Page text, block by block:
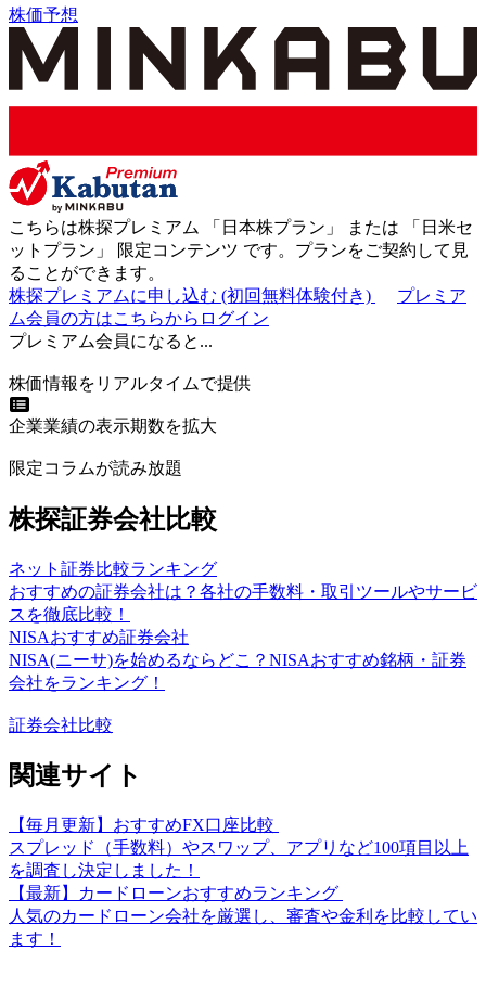
株価予想
こちらは株探プレミアム 「 日本株プラン 」 または 「 日米セ
ットプラン 」 限定コンテンツ です。プランをご契約して見
ることができます。
株探プレミアムに申し込む (初回無料体験付き)
プレミア
ム会員の方はこちらからログイン
プレミアム会員になると...
株価情報をリアルタイムで提供
企業業績の表示期数を拡大
限定コラムが読み放題
株探証券会社比較
ネット証券比較ランキング
おすすめの証券会社は？各社の手数料・取引ツールやサービ
スを徹底比較！
NISAおすすめ証券会社
NISA(ニーサ)を始めるならどこ？NISAおすすめ銘柄・証券
会社をランキング！
証券会社比較
関連サイト
【毎月更新】おすすめFX口座比較
スプレッド（手数料）やスワップ、アプリなど100項目以上
を調査し決定しました！
【最新】カードローンおすすめランキング
人気のカードローン会社を厳選し、審査や金利を比較してい
ます！